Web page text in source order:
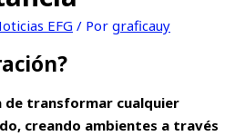
EFG / Por graficauy
de transformar cualquier
creando ambientes a través